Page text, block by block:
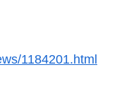
1184201.html